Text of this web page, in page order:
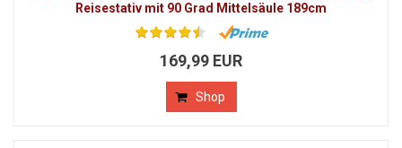
Reisestativ mit 90 Grad Mittelsäule 189cm
169,99 EUR
Shop